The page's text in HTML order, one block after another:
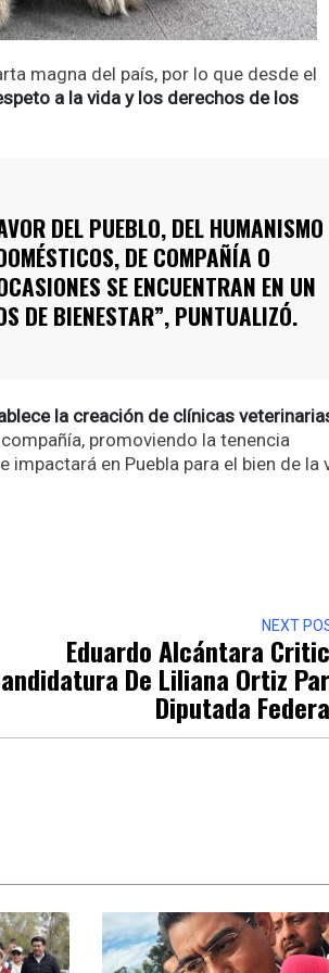
magna del país, por lo que desde el
a la vida y los derechos de los
DEL PUEBLO, DEL HUMANISMO
DE COMPAÑÍA O
SE ENCUENTRAN EN UN
DE BIENESTAR”, PUNTUALIZÓ.
la creación de clínicas
promoviendo la tenencia
en Puebla para el bien de la
NEXT
Eduardo Alcántara
De Liliana Ortiz
Diputada